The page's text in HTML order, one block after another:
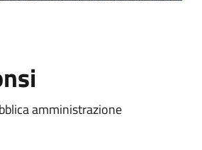
amministrazione